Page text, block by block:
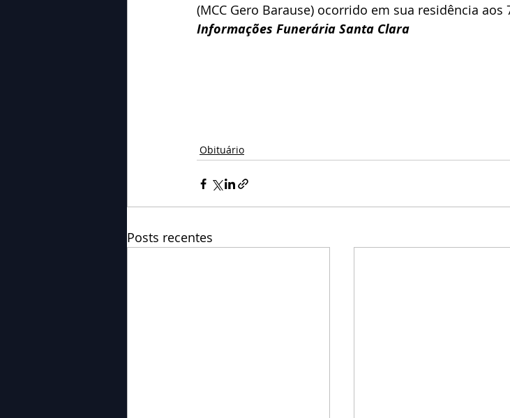
(MCC Gero Barause) ocorrido em sua residência aos
Informações Funerária Santa Clara
Obituário
Posts recentes